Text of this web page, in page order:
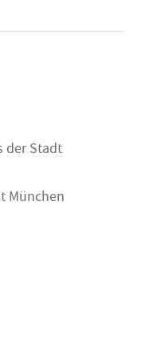
der Stadt
München